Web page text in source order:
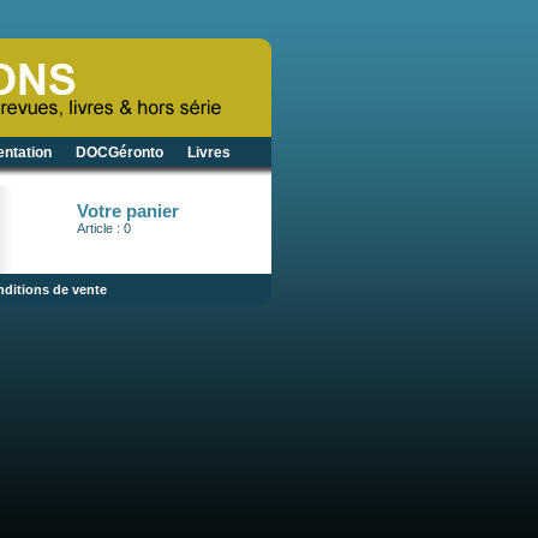
DOCGéronto Livres
Votre panier
Article : 0
de vente